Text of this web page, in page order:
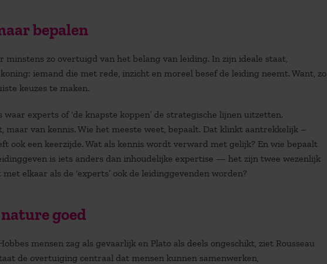
bepalen
minstens zo overtuigd van het belang van leiding. In zijn ideale staat,
iemand die met rede, inzicht en moreel besef de leiding neemt. Want, zo
keuzes te maken.
experts of ‘de knapste koppen’ de strategische lijnen uitzetten.
maar van kennis. Wie het meeste weet, bepaalt. Dat klinkt aantrekkelijk –
ook een keerzijde. Wat als kennis wordt verward met gelijk? En wie bepaalt
is iets anders dan inhoudelijke expertise — het zijn twee wezenlijk
elkaar als de ‘experts’ ook de leidinggevenden worden?
nature goed
mensen zag als gevaarlijk en Plato als deels ongeschikt, ziet Rousseau
de overtuiging centraal dat mensen kunnen samenwerken,